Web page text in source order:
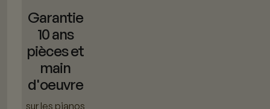
Garantie
10 ans
pièces et
main
d'oeuvre
sur les pianos